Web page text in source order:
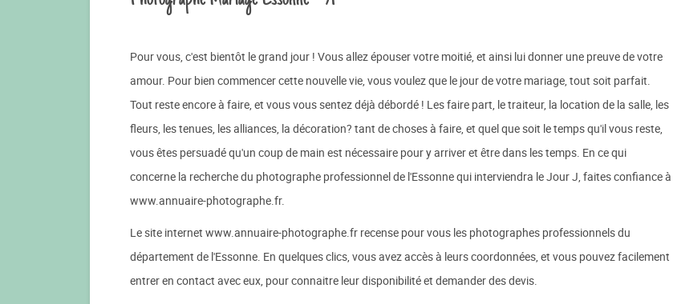
Pour vous, c'est bientôt le grand jour ! Vous allez épouser votre moitié, et ainsi lui donner une preuve de votre
amour. Pour bien commencer cette nouvelle vie, vous voulez que le jour de votre mariage, tout soit parfait.
Tout reste encore à faire, et vous vous sentez déjà débordé ! Les faire part, le traiteur, la location de la salle, les
fleurs, les tenues, les alliances, la décoration? tant de choses à faire, et quel que soit le temps qu'il vous reste,
vous êtes persuadé qu'un coup de main est nécessaire pour y arriver et être dans les temps. En ce qui
concerne la recherche du photographe professionnel de l'Essonne qui interviendra le Jour J, faites confiance à
www.annuaire-photographe.fr.
Le site internet www.annuaire-photographe.fr recense pour vous les photographes professionnels du
département de l'Essonne. En quelques clics, vous avez accès à leurs coordonnées, et vous pouvez facilement
entrer en contact avec eux, pour connaitre leur disponibilité et demander des devis.